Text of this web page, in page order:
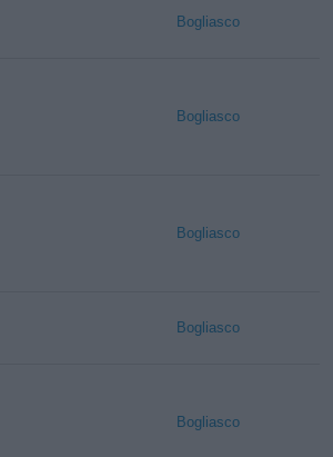
Bogliasco
Bogliasco
Bogliasco
Bogliasco
Bogliasco